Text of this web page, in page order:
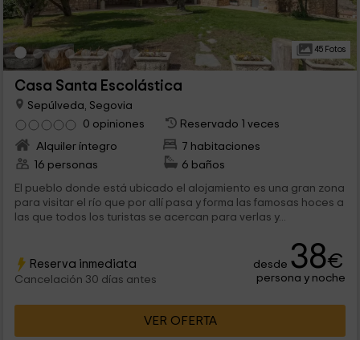
45 Fotos
Casa Santa Escolástica
Sepúlveda, Segovia
0 opiniones
Reservado 1 veces
Alquiler íntegro
7 habitaciones
16 personas
6 baños
El pueblo donde está ubicado el alojamiento es una gran zona
para visitar el río que por allí pasa y forma las famosas hoces a
las que todos los turistas se acercan para verlas y...
Reserva inmediata
Cancelación 30 días antes
desde 38€
persona y noche
VER OFERTA